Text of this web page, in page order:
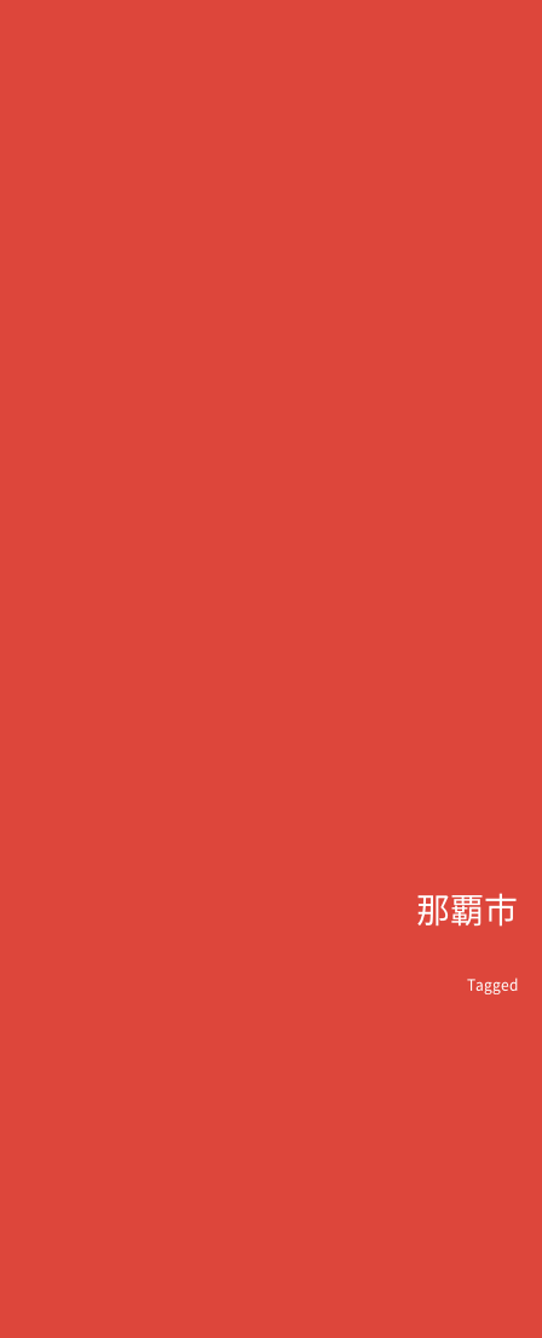
那覇市
Tagged